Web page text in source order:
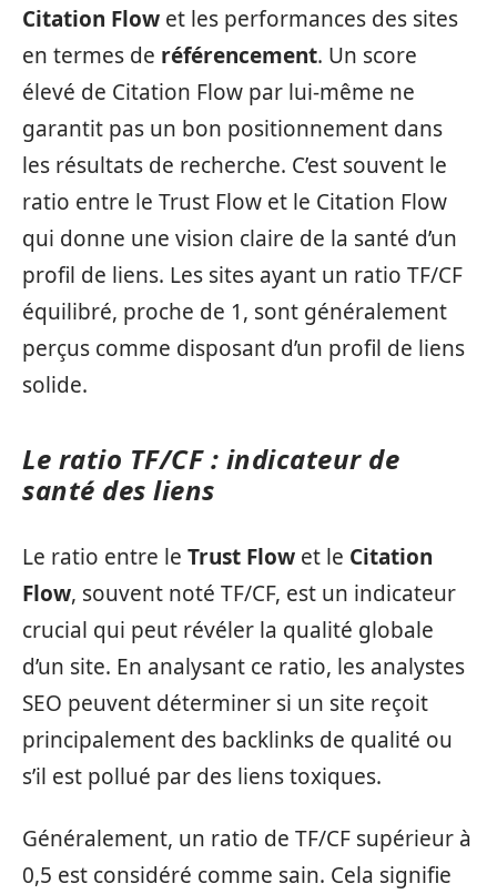
Citation Flow et les performances des sites
en termes de référencement. Un score
élevé de Citation Flow par lui-même ne
garantit pas un bon positionnement dans
les résultats de recherche. C’est souvent le
ratio entre le Trust Flow et le Citation Flow
qui donne une vision claire de la santé d’un
profil de liens. Les sites ayant un ratio TF/CF
équilibré, proche de 1, sont généralement
perçus comme disposant d’un profil de liens
solide.
Le ratio TF/CF : indicateur de
santé des liens
Le ratio entre le Trust Flow et le Citation
Flow, souvent noté TF/CF, est un indicateur
crucial qui peut révéler la qualité globale
d’un site. En analysant ce ratio, les analystes
SEO peuvent déterminer si un site reçoit
principalement des backlinks de qualité ou
s’il est pollué par des liens toxiques.
Généralement, un ratio de TF/CF supérieur à
0,5 est considéré comme sain. Cela signifie